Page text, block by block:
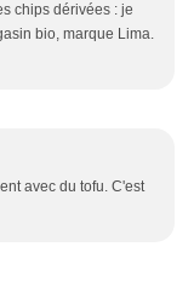
chips dérivées : je
bio, marque Lima.
avec du tofu. C'est